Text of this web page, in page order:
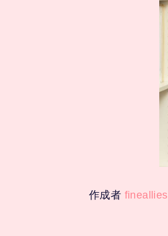
作成者 fineallies